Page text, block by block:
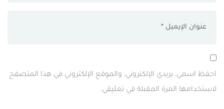
احفظ اسمي، بريدي الإلكتروني، والموقع الإلكتروني في هذا المتصفح
لاستخدامها المرة المقبلة في تعليقي.